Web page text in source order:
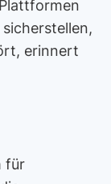
erinnert
für